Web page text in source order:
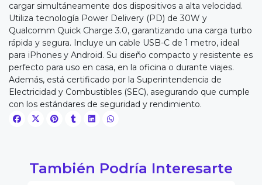
cargar simultáneamente dos dispositivos a alta velocidad.
Utiliza tecnología Power Delivery (PD) de 30W y
Qualcomm Quick Charge 3.0, garantizando una carga turbo
rápida y segura. Incluye un cable USB-C de 1 metro, ideal
para iPhones y Android. Su diseño compacto y resistente es
perfecto para uso en casa, en la oficina o durante viajes.
Además, está certificado por la Superintendencia de
Electricidad y Combustibles (SEC), asegurando que cumple
con los estándares de seguridad y rendimiento.
También Podría Interesarte